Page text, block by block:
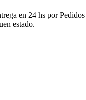
en 24 hs por
estado.